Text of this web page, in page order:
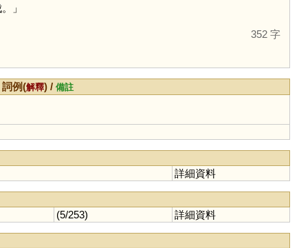
」
352 字
詞例(解釋) /備註
詳細資料
(5/253) 詳細資料